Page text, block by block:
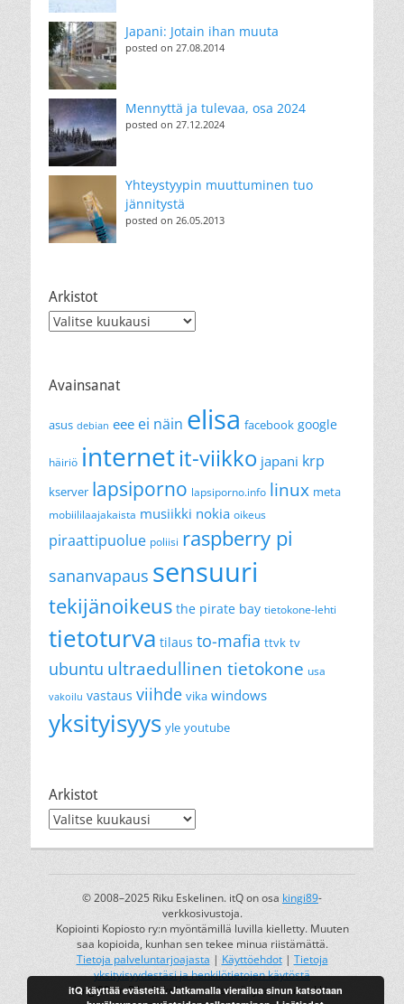
Japani: Jotain ihan muuta
posted on 27.08.2014
Mennyttä ja tulevaa, osa 2024
posted on 27.12.2024
Yhteystyypin muuttuminen tuo
jännitystä
posted on 26.05.2013
Arkistot
Arkistot
Avainsanat
asus debian eee ei näin elisa facebook google
häiriö internetit-viikko japani krp
kserver lapsiporno lapsiporno.info linux meta
mobiililaajakaista musiikki nokia oikeus
piraattipuolue poliisi raspberry pi
sananvapaus sensuuri
tekijänoikeus the pirate bay tietokone-lehti
tietoturva tilaus to-mafia ttvk tv
ubuntu ultraedullinen tietokone usa
vakoilu vastaus viihde vika windows
yksityisyys yle youtube
Arkistot
Arkistot
© 2008–2025 Riku Eskelinen. itQ on osa kingi89-
verkkosivustoja.
Kopiointi Kopiosto ry:n myöntämillä luvilla kielletty. Muuten
saa kopioida, kunhan sen tekee minua riistämättä.
Tietoja palveluntarjoajasta | Käyttöehdot| Tietoja
yksityisyydestäsi ja henkilötietojen käytöstä
kingi89 on Riku Eskelisen rekisteröity tavaramerkki.
itQ käyttää evästeitä. Jatkamalla vierailua sinun katsotaan